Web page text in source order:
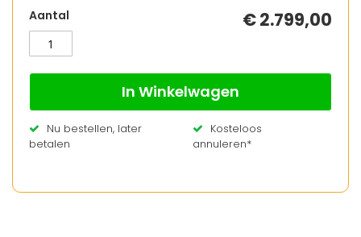
INFRAROOD
SAUNA
Op
voorraad
Aantal
In Winkelwagen
Nu bestellen, later
betalen
Kosteloos
annuleren*
€ 2.799,00